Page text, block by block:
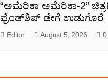
“ಅಮೆರಿಕಾ ಅಮೆರಿಕಾ-2”
ಫ್ರೆಂಡ್‍ಶಿಪ್ ಡೇಗೆ ಉಡುಗೊರೆ
Editor August 5, 2026 0